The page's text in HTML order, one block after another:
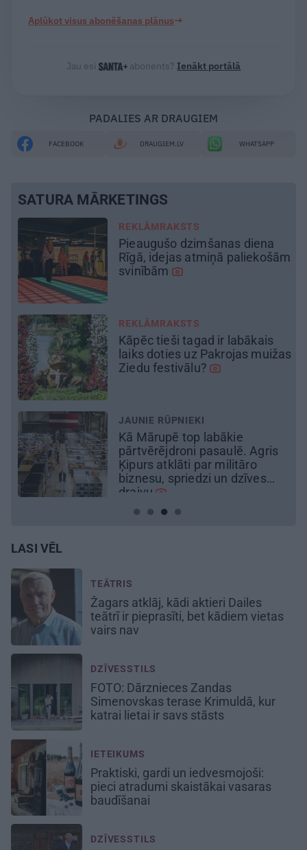
Aplūkot visus abonēšanas plānus→
Jau esi abonents? Ienākt portālā
PADALIES AR DRAUGIEM
FACEBOOK DRAUGIEM.LV WHATSAPP
SATURA MĀRKETINGS
REKLĀMRAKSTS
Kamēr dāmas bauda miljoniem
ziedu skaistumu, kungi atklāj
Lietuvas alus tradīciju
REKLĀMRAKSTS
Daugaviņš par mīlestību pret
Mercedesunkosmiskojaunā
elektroauto pieredzi
MĀJA
Līga un Ēriks būvē savu sapņu
māju: Brīdis, kad būvobjektā
ienāk māju izjūta
LASI VĒL
TEĀTRIS
Žagars atklāj, kādi aktieri Dailes
teātrī ir pieprasīti, bet kādiem vietas
vairs nav
DZĪVESSTILS
FOTO: Dārznieces Zandas
Simenovskas terase Krimuldā, kur
katrai lietai ir savs stāsts
IETEIKUMS
Praktiski, gardi un iedvesmojoši:
pieci atradumi skaistākai vasaras
baudīšanai
DZĪVESSTILS